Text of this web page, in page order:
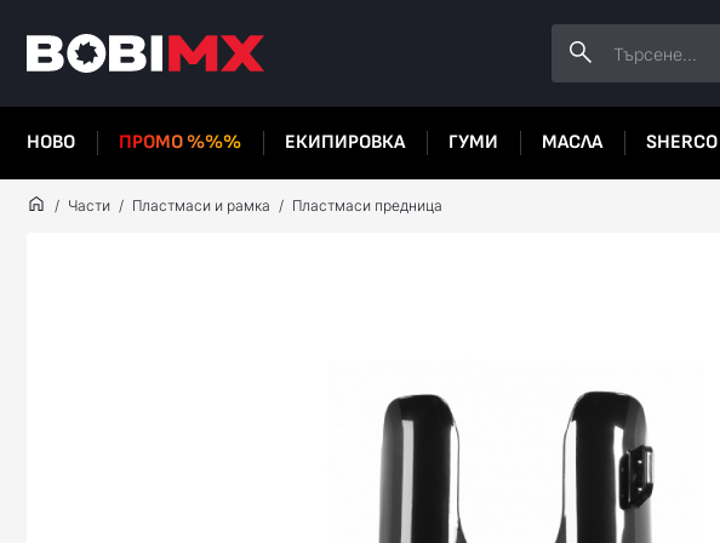
НОВО ПРОМО %%% ЕКИПИРОВКА ГУМИ МАСЛА SHERCO
Части Пластмаси и рамка Пластмаси предница